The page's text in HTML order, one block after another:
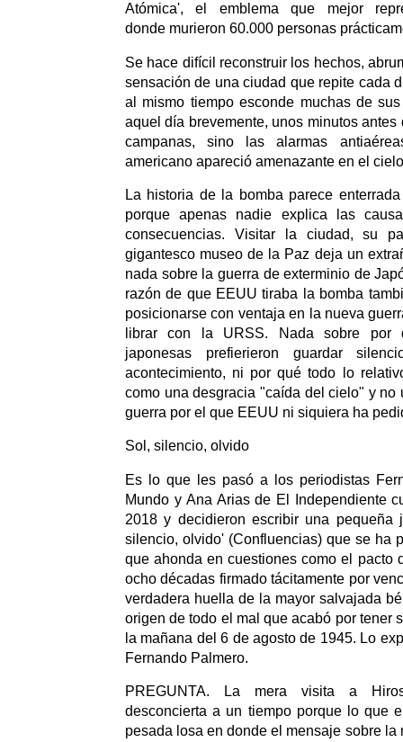
Atómica', el emblema que mejor
donde murieron 60.000 personas
Se hace difícil reconstruir los hechos,
sensación de una ciudad que repite cada
al mismo tiempo esconde muchas de
aquel día brevemente, unos minutos antes
campanas, sino las alarmas
americano apareció amenazante en el
La historia de la bomba parece
porque apenas nadie explica las
consecuencias. Visitar la ciudad, su
gigantesco museo de la Paz deja un
nada sobre la guerra de exterminio de
razón de que EEUU tiraba la bomba
posicionarse con ventaja en la nueva
librar con la URSS. Nada sobre por
japonesas prefierieron guardar
acontecimiento, ni por qué todo lo
como una desgracia "caída del cielo" y no
guerra por el que EEUU ni siquiera ha
Sol, silencio, olvido
Es lo que les pasó a los periodistas
Mundo y Ana Arias de El Independiente
2018 y decidieron escribir una pequeña
silencio, olvido' (Confluencias) que se ha
que ahonda en cuestiones como el pacto
ocho décadas firmado tácitamente por
verdadera huella de la mayor salvajada
origen de todo el mal que acabó por tener
la mañana del 6 de agosto de 1945. Lo
Fernando Palmero.
PREGUNTA. La mera visita a
desconcierta a un tiempo porque lo que
pesada losa en donde el mensaje sobre la